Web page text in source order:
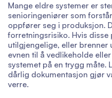
Mange eldre systemer er
senioringeniører som
oppfører seg i produksjon.
forretningsrisiko. Hvis
utilgjengelige, eller brenner
evnen til å vedlikeholde
systemet på en trygg
dårlig dokumentasjon gjør
verre.